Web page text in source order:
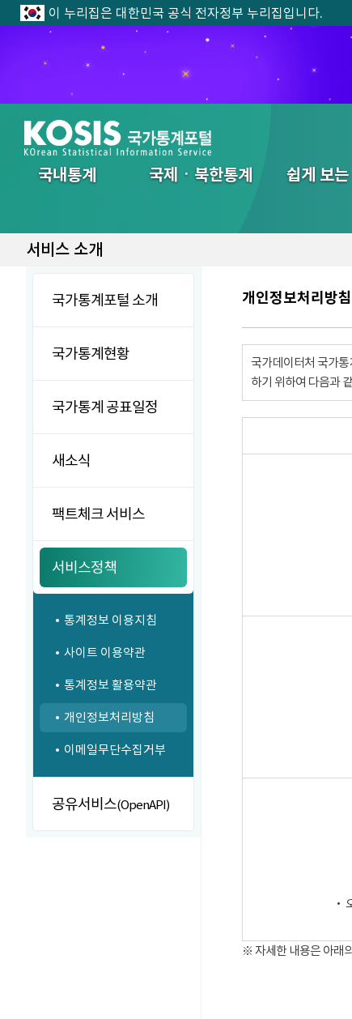
이 누리집은 대한민국 공식 전자정부 누리집입니다.
국내통계 국제ㆍ북한통계 쉽게 보
서비스 소개
국가통계포털 소개
국가통계현황
국가통계 공표일정
새소식
팩트체크 서비스
서비스정책
통계정보 이용지침
사이트 이용약관
통계정보 활용약관
개인정보처리방침
이메일무단수집거부
공유서비스(OpenAPI)
개인정보처리방침
국가데이터처 국가
하기 위하여 다음과
‧
※ 자세한 내용은 아래